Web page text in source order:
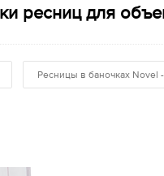
ресниц для
Ресницы в баночках Novel